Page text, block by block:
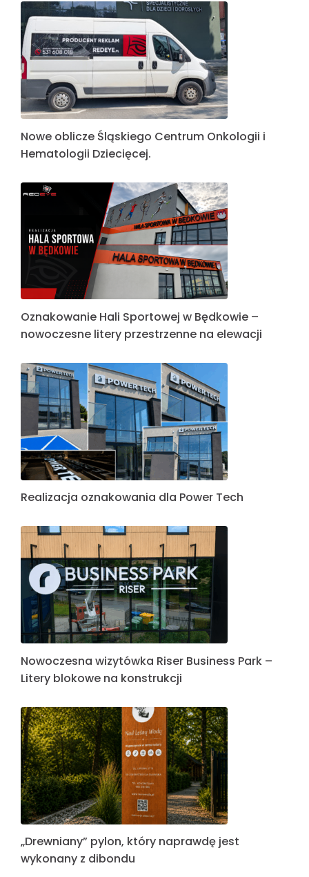
Nowe oblicze Śląskiego Centrum Onkologii i
Hematologii Dziecięcej.
Oznakowanie Hali Sportowej w Będkowie –
nowoczesne litery przestrzenne na elewacji
Realizacja oznakowania dla Power Tech
Nowoczesna wizytówka Riser Business Park –
Litery blokowe na konstrukcji
„Drewniany” pylon, który naprawdę jest
wykonany z dibondu